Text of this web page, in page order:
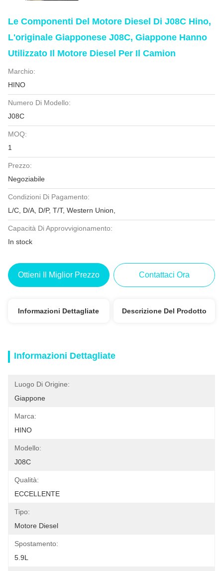
Le Componenti Del Motore Diesel Di J08C Hino,
L'originale Giapponese J08C, Giappone Hanno
Utilizzato Il Motore Diesel Per Il Camion
Marchio:
HINO
Numero Di Modello:
J08C
MOQ:
1
Prezzo:
Negoziabile
Condizioni Di Pagamento:
L/C, D/A, D/P, T/T, Western Union,
Capacità Di Approvvigionamento:
In stock
Ottieni Il Miglior Prezzo Contattaci Ora
Informazioni Dettagliate Descrizione Del Prodotto
Informazioni Dettagliate
Luogo Di Origine:
Giappone
Marca:
HINO
Modello:
J08C
Qualità:
ECCELLENTE
Tipo:
Motore Diesel
Spostamento:
5.9L